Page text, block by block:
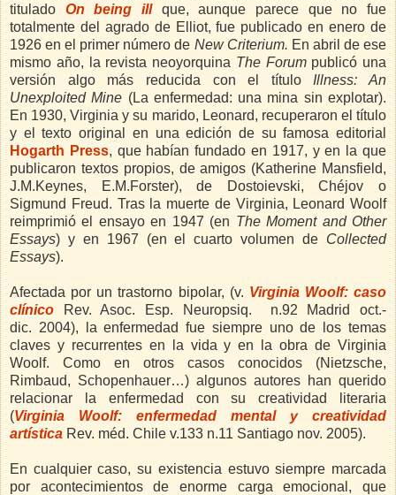
titulado On being illque, aunque parece que no fue
totalmente del agrado de Elliot, fue publicado en enero de
1926 en el primer número de New Criterium. En abril de ese
mismo año, la revista neoyorquina The Forum publicó una
versión algo más reducida con el título Illness: An
Unexploited Mine (La enfermedad: una mina sin explotar).
En 1930, Virginia y su marido, Leonard, recuperaron el título
y el texto original en una edición de su famosa editorial
Hogarth Press, que habían fundado en 1917, y en la que
publicaron textos propios, de amigos (Katherine Mansfield,
J.M.Keynes, E.M.Forster), de Dostoievski, Chéjov o
Sigmund Freud. Tras la muerte de Virginia, Leonard Woolf
reimprimió el ensayo en 1947 (en The Moment and Other
Essays) y en 1967 (en el cuarto volumen de Collected
Essays).
Afectada por un trastorno bipolar, (v. Virginia Woolf: caso
clínico
Rev. Asoc. Esp. Neuropsiq. n.92 Madrid oct.-
dic. 2004), la enfermedad fue siempre uno de los temas
claves y recurrentes en la vida y en la obra de Virginia
Woolf. Como en otros casos conocidos (Nietzsche,
Rimbaud, Schopenhauer…) algunos autores han querido
relacionar la enfermedad con su creatividad literaria
(Virginia Woolf: enfermedad mental y creatividad
artística Rev. méd. Chile v.133 n.11 Santiago nov. 2005).
En cualquier caso, su existencia estuvo siempre marcada
por acontecimientos de enorme carga emocional, que